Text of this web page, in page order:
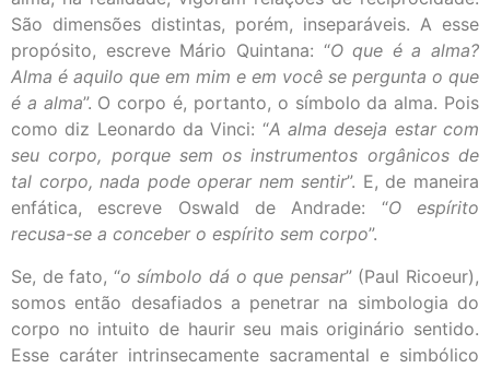
São dimensões distintas, porém, inseparáveis. A esse
propósito, escreve Mário Quintana: “O que é a alma?
Alma é aquilo que em mim e em você se pergunta o que
é a alma”. O corpo é, portanto, o símbolo da alma. Pois
como diz Leonardo da Vinci: “A alma deseja estar com
seu corpo, porque sem os instrumentos orgânicos de
tal corpo, nada pode operar nem sentir”. E, de maneira
enfática, escreve Oswald de Andrade: “O espírito
recusa-se a conceber o espírito sem corpo”.
Se, de fato, “o símbolo dá o que pensar” (Paul Ricoeur),
somos então desafiados a penetrar na simbologia do
corpo no intuito de haurir seu mais originário sentido.
Esse caráter intrinsecamente sacramental e simbólico